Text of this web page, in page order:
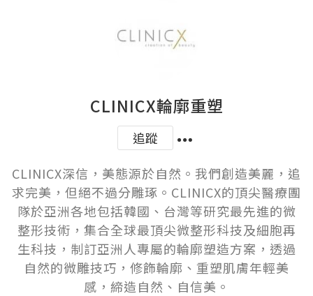
CLINICX輪廓重塑
追蹤
CLINICX深信，美態源於自然。我們創造美麗，追
求完美，但絕不過分雕琢。CLINICX的頂尖醫療團
隊於亞洲各地包括韓國、台灣等研究最先進的微
整形技術，集合全球最頂尖微整形科技及細胞再
生科技，制訂亞洲人專屬的輪廓塑造方案，透過
自然的微雕技巧，修飾輪廓、重塑肌膚年輕美
感，締造自然、自信美。